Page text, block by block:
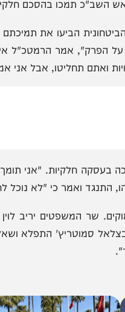
עימות חריף בין בכירי
וכיבוש העיר, הפך
בהסכם חלקי
הביעו את תמיכתם
כי "לא נוכל לחזור.
התפלא ושאל: "מה